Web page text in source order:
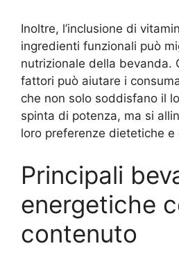
Inoltre, l’inclusione di
ingredienti funzionali può
nutrizionale della bevanda.
fattori può aiutare i
che non solo soddisfano il
spinta di potenza, ma si
loro preferenze dietetiche
Principali
energetiche
contenuto